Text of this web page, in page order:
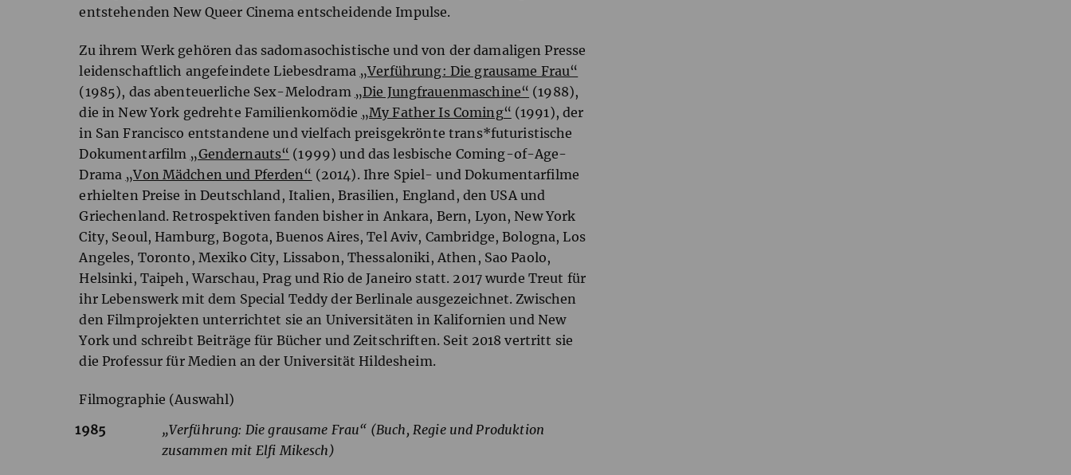
entstehenden New Queer Cinema entscheidende Impulse.
Zu ihrem Werk gehören das sadomasochistische und von der damaligen Presse
leidenschaftlich angefeindete Liebesdrama „Verführung: Die grausame Frau“
(1985), das abenteuerliche Sex-Melodram „Die Jungfrauenmaschine“ (1988),
die in New York gedrehte Familienkomödie „My Father Is Coming“ (1991), der
in San Francisco entstandene und vielfach preisgekrönte trans*futuristische
Dokumentarfilm „Gendernauts“ (1999) und das lesbische Coming-of-Age-
Drama „Von Mädchen und Pferden“ (2014). Ihre Spiel- und Dokumentarfilme
erhielten Preise in Deutschland, Italien, Brasilien, England, den USA und
Griechenland. Retrospektiven fanden bisher in Ankara, Bern, Lyon, New York
City, Seoul, Hamburg, Bogota, Buenos Aires, Tel Aviv, Cambridge, Bologna, Los
Angeles, Toronto, Mexiko City, Lissabon, Thessaloniki, Athen, Sao Paolo,
Helsinki, Taipeh, Warschau, Prag und Rio de Janeiro statt. 2017 wurde Treut für
ihr Lebenswerk mit dem Special Teddy der Berlinale ausgezeichnet. Zwischen
den Filmprojekten unterrichtet sie an Universitäten in Kalifornien und New
York und schreibt Beiträge für Bücher und Zeitschriften. Seit 2018 vertritt sie
die Professur für Medien an der Universität Hildesheim.
Filmographie (Auswahl)
1985
„Verführung: Die grausame Frau“ (Buch, Regie und Produktion
zusammen mit Elfi Mikesch)